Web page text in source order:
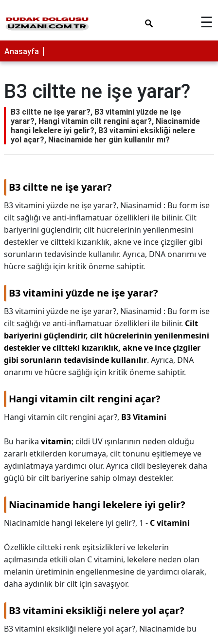
☰
Anasayfa
B3 ciltte ne işe yarar?
B3 ciltte ne işe yarar?, B3 vitamini yüzde ne işe
yarar?, Hangi vitamin cilt rengini açar?, Niacinamide
hangi lekelere iyi gelir?, B3 vitamini eksikliği nelere
yol açar?, Niacinamide her gün kullanılır mı?
B3 ciltte ne işe yarar?
B3 vitamini yüzde ne işe yarar?, Niasinamid : Bu form ise
cilt sağlığı ve anti-inflamatuar özellikleri ile bilinir. Cilt
bariyerini güçlendirir, cilt hücrelerinin yenilenmesini
destekler ve ciltteki kızarıklık, akne ve ince çizgiler gibi
sorunların tedavisinde kullanılır. Ayrıca, DNA onarımı ve
hücre sağlığı için kritik öneme sahiptir.
B3 vitamini yüzde ne işe yarar?
B3 vitamini yüzde ne işe yarar?, Niasinamid : Bu form ise
cilt sağlığı ve anti-inflamatuar özellikleri ile bilinir. Cilt
bariyerini güçlendirir, cilt hücrelerinin yenilenmesini
destekler ve ciltteki kızarıklık, akne ve ince çizgiler
gibi sorunların tedavisinde kullanılır. Ayrıca, DNA
onarımı ve hücre sağlığı için kritik öneme sahiptir.
Hangi vitamin cilt rengini açar?
Hangi vitamin cilt rengini açar?, B3 Vitamini
Bu harika vitamin; cildi UV ışınlarının neden olduğu
zararlı etkilerden korumaya, cilt tonunu eşitlemeye ve
aydınlatmaya yardımcı olur. Ayrıca cildi besleyerek daha
güçlü bir cilt bariyerine sahip olmayı destekler.
Niacinamide hangi lekelere iyi gelir?
Niacinamide hangi lekelere iyi gelir?, 1 - C vitamini
Özellikle ciltteki renk eşitsizlikleri ve lekelerin
açılmasında etkili olan C vitamini, lekelere neden olan
melanin üretiminin engellenmesine de yardımcı olarak,
daha aydınlık bir cilt için savaşıyor.
B3 vitamini eksikliği nelere yol açar?
B3 vitamini eksikliği nelere yol açar?, Niacinamide bu